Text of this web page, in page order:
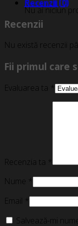
Nu ai niciun
Recenzii (0)
Recenzii
Nu există recenzii
Fii primul care
Evaluarea ta *
Recenzia ta *
Nume *
Email *
Salvează-mi